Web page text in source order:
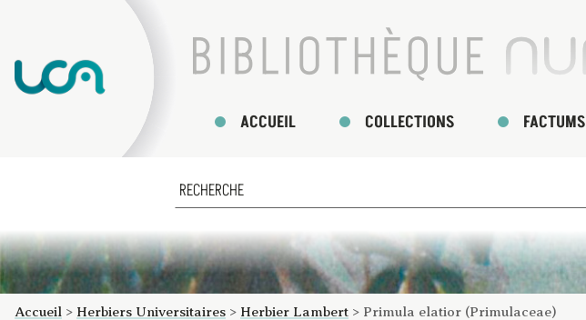
ACCUEIL COLLECTIONS FACTUMS
Accueil > Herbiers Universitaires > Herbier Lambert > Primula elatior (Primulaceae)